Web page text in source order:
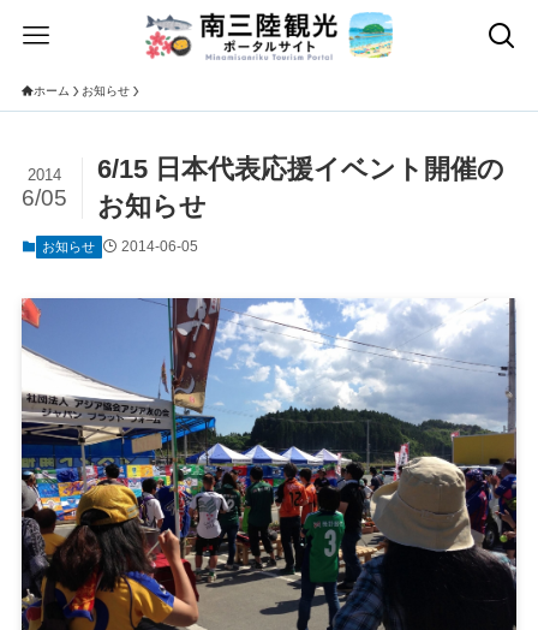
ホーム お知らせ
6/15 日本代表応援イベント開催の
お知らせ
2014
6/05
お知らせ 2014-06-05